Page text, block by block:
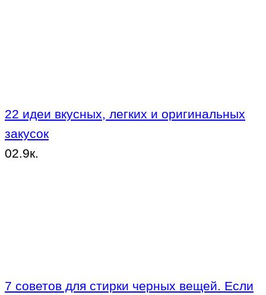
22 идеи вкусных, легких и оригинальных
закусок
02.9к.
7 советов для стирки черных вещей. Если